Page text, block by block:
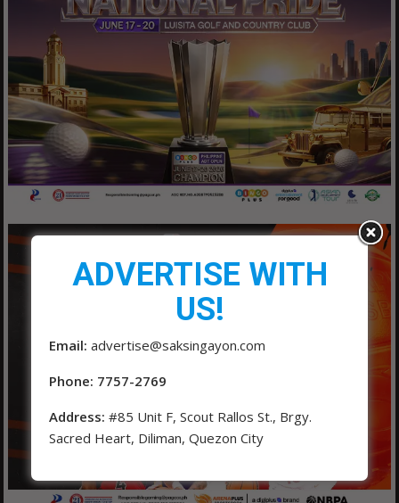
ADVERTISE WITH
US!
Email: advertise@saksingayon.com
Phone: 7757-2769
Address: #85 Unit F, Scout Rallos St., Brgy.
Sacred Heart, Diliman, Quezon City